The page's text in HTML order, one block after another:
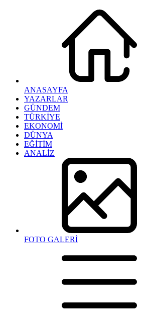
ANASAYFA
YAZARLAR
GÜNDEM
TÜRKİYE
EKONOMİ
DÜNYA
EĞİTİM
ANALİZ
FOTO GALERİ